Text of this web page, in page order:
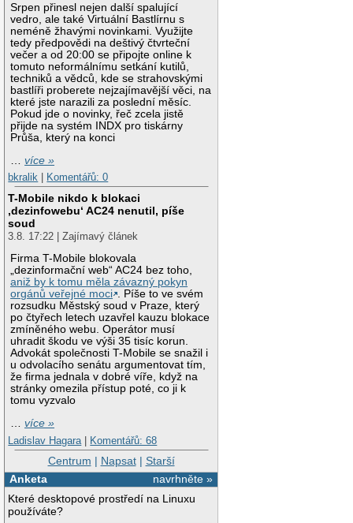
Srpen přinesl nejen další spalující
vedro, ale také Virtuální Bastlírnu s
neméně žhavými novinkami. Využijte
tedy předpovědi na deštivý čtvrteční
večer a od 20:00 se připojte online k
tomuto neformálnímu setkání kutilů,
techniků a vědců, kde se strahovskými
bastlíři proberete nejzajímavější věci, na
které jste narazili za poslední měsíc.
Pokud jde o novinky, řeč zcela jistě
přijde na systém INDX pro tiskárny
Průša, který na konci
…více »
bkralik
Komentářů: 0
T-Mobile nikdo k blokaci
‚dezinfowebu‘ AC24 nenutil, píše
soud
3.8. 17:22 | Zajímavý článek
Firma T-Mobile blokovala
„dezinformační web“ AC24 bez toho,
aniž by k tomu měla závazný pokyn
orgánů veřejné moci . Píše to ve svém
rozsudku Městský soud v Praze, který
po čtyřech letech uzavřel kauzu blokace
zmíněného webu. Operátor musí
uhradit škodu ve výši 35 tisíc korun.
Advokát společnosti T-Mobile se snažil i
u odvolacího senátu argumentovat tím,
že firma jednala v dobré víře, když na
stránky omezila přístup poté, co ji k
tomu vyzvalo
…více »
Ladislav Hagara | Komentářů: 68
Centrum | Napsat| Starší
navrhněte »
Anketa
Které desktopové prostředí na Linuxu
používáte?